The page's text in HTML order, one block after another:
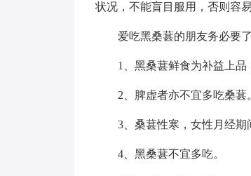
状况，不能盲目服用，否则容
爱吃黑桑葚的朋友务必要
1、黑桑葚鲜食为补益上品
2、脾虚者亦不宜多吃桑葚
3、桑葚性寒，女性月经期
4、黑桑葚不宜多吃。